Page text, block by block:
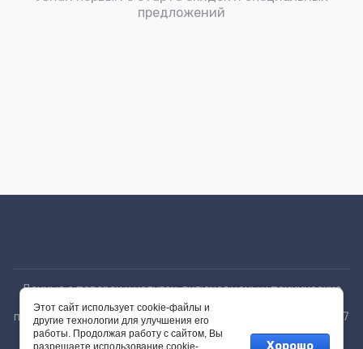
предложений
Данные о товарах и услугах, включая цены и технические
характеристики, представленные на сайте, не являются
публичной офертой, определяемой положениями Статьи 437
(2) ГК РФ, а носят исключительно информационный
характер.
Этот сайт использует cookie-файлы и
другие технологии для улучшения его
работы. Продолжая работу с сайтом, Вы
разрешаете использование cookie-
Хорошо